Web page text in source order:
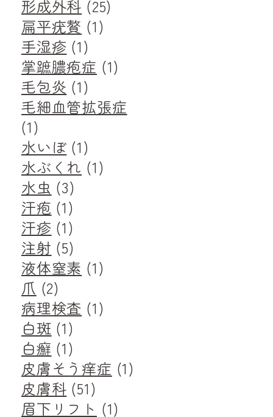
形成外科 (25)
扁平疣贅 (1)
手湿疹 (1)
掌蹠膿疱症 (1)
毛包炎 (1)
毛細血管拡張症
(1)
水いぼ (1)
水ぶくれ (1)
水虫 (3)
汗疱 (1)
汗疹 (1)
注射 (5)
液体窒素 (1)
爪 (2)
病理検査 (1)
白斑 (1)
白癬 (1)
皮膚そう痒症 (1)
皮膚科 (51)
眉下リフト (1)